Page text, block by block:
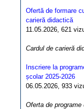
Ofertă de formare
carieră didactică
11.05.2026, 621
Cardul de carieră
Inscriere la
școlar 2025-2026
06.05.2026, 933
Oferta de programe